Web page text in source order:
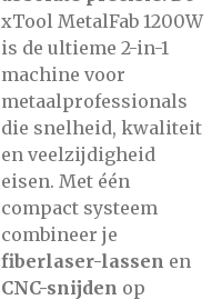
xTool MetalFab 1200W
is de ultieme 2-in-1
machine voor
metaalprofessionals
die snelheid, kwaliteit
en veelzijdigheid
eisen. Met één
compact systeem
combineer je
fiberlaser-lassen en
CNC-snijden op